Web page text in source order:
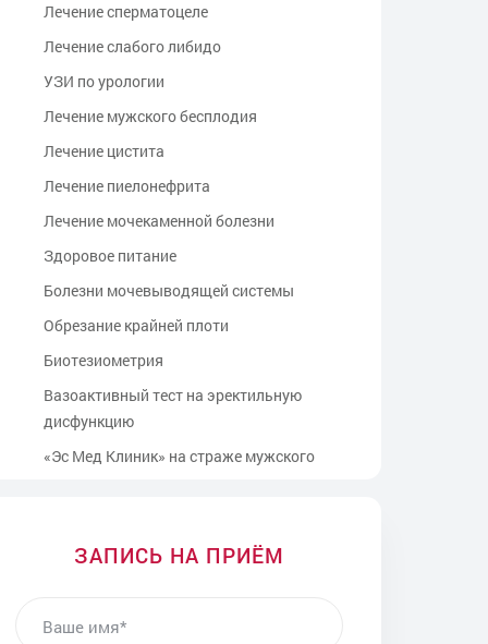
Лечение сперматоцеле
Лечение слабого либидо
УЗИ по урологии
Лечение мужского бесплодия
Лечение цистита
Лечение пиелонефрита
Лечение мочекаменной болезни
Здоровое питание
Болезни мочевыводящей системы
Обрезание крайней плоти
Биотезиометрия
Вазоактивный тест на эректильную
дисфункцию
«Эс Мед Клиник» на страже мужского
Воспалительные заболевания
Комплексное уродинамическое
ЗАПИСЬ НА ПРИЁМ